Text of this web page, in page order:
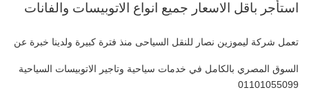
استأجر باقل الاسعار جميع انواع الاتوبيسات والفانات
تعمل شركة ليموزين نصار للنقل السياحى منذ فترة كبيرة ولدينا خبرة عن
السوق المصري بالكامل في خدمات سياحية وتاجير الاتوبيسات السياحية
01101055099